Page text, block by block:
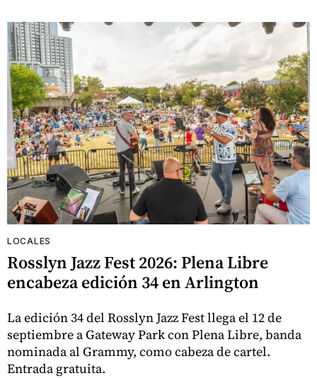
LOCALES
Rosslyn Jazz Fest 2026: Plena Libre
encabeza edición 34 en Arlington
La edición 34 del Rosslyn Jazz Fest llega el 12 de
septiembre a Gateway Park con Plena Libre, banda
nominada al Grammy, como cabeza de cartel.
Entrada gratuita.